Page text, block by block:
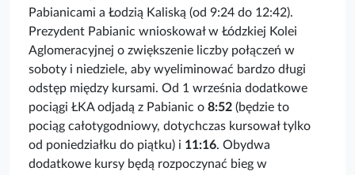
Pabianicami a Łodzią Kaliską (od 9:24 do 12:42).
Prezydent Pabianic wnioskował w Łódzkiej Kolei
Aglomeracyjnej o zwiększenie liczby połączeń w
soboty i niedziele, aby wyeliminować bardzo długi
odstęp między kursami. Od 1 września dodatkowe
pociągi ŁKA odjadą z Pabianic o 8:52 (będzie to
pociąg całotygodniowy, dotychczas kursował tylko
od poniedziałku do piątku) i 11:16. Obydwa
dodatkowe kursy będą rozpoczynać bieg w